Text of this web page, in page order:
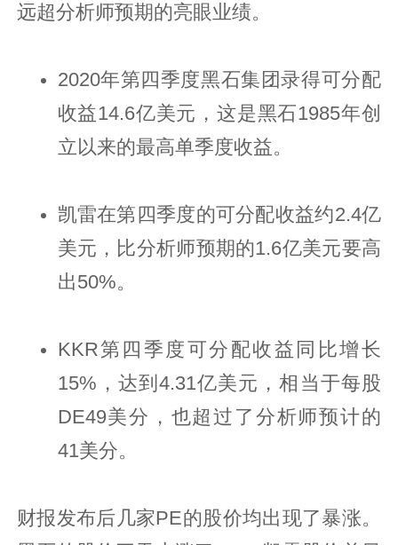
远超分析师预期的亮眼业绩。
2020年第四季度黑石集团录得可分配
收益14.6亿美元，这是黑石1985年创
立以来的最高单季度收益。
凯雷在第四季度的可分配收益约2.4亿
美元，比分析师预期的1.6亿美元要高
出50%。
KKR第四季度可分配收益同比增长
15%，达到4.31亿美元，相当于每股
DE49美分，也超过了分析师预计的
41美分。
财报发布后几家PE的股价均出现了暴涨。